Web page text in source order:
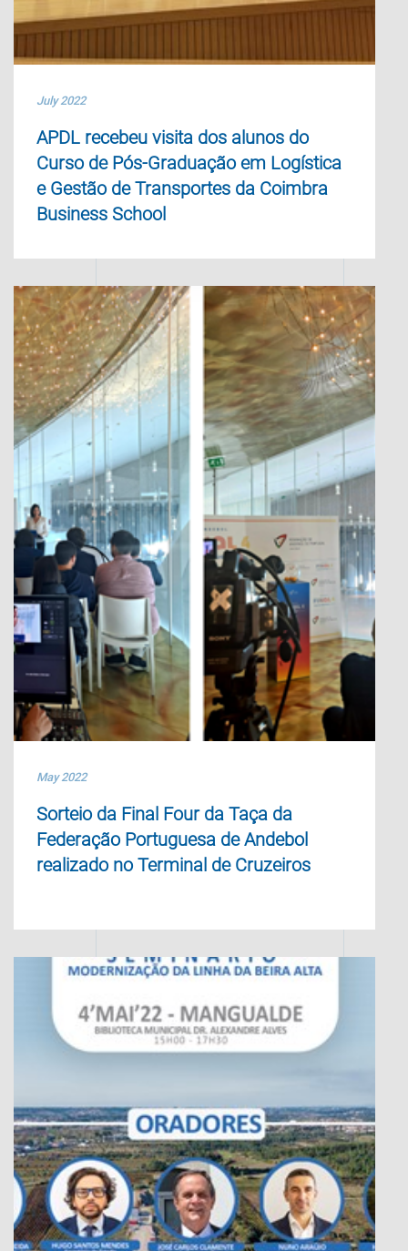
July 2022
APDL recebeu visita dos alunos do
Curso de Pós-Graduação em Logística
e Gestão de Transportes da Coimbra
Business School
May 2022
Sorteio da Final Four da Taça da
Federação Portuguesa de Andebol
realizado no Terminal de Cruzeiros